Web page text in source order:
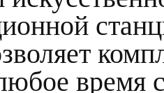
время